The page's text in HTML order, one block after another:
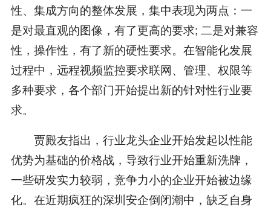
性、集成方向的整体发展，集中表现为两点：一
是对最直观的图像，有了更高的要求; 二是对兼容
性，操作性，有了新的硬性要求。在智能化发展
过程中，远程视频监控要求联网、管理、权限等
多种要求，各个部门开始提出新的针对性行业要
求。
贾殿友指出，行业龙头企业开始发起以性能
优势为基础的价格战，导致行业开始重新洗牌，
一些研发实力较弱，竞争力小的企业开始被边缘
化。在近期疯狂的深圳安企倒闭潮中，缺乏自身